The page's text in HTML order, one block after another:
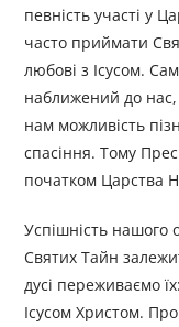
певність участі у
часто приймати
любові з Ісусом.
наближений до нас,
нам можливість
спасіння. Тому
початком Царства
Успішність нашого
Святих Тайн
дусі переживаємо
Ісусом Христом. Про